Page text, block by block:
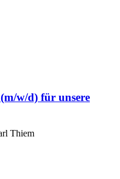
w/d) für unsere
Thiem